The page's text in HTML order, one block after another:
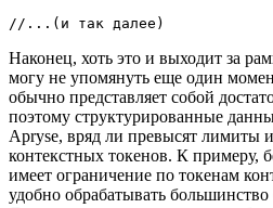
//...(и так далее)
Наконец, хоть это и выходит за
могу не упомянуть еще один
обычно представляет собой
поэтому структурированные
Apryse, вряд ли превысят лимиты
контекстных токенов. К примеру,
имеет ограничение по токенам
удобно обрабатывать